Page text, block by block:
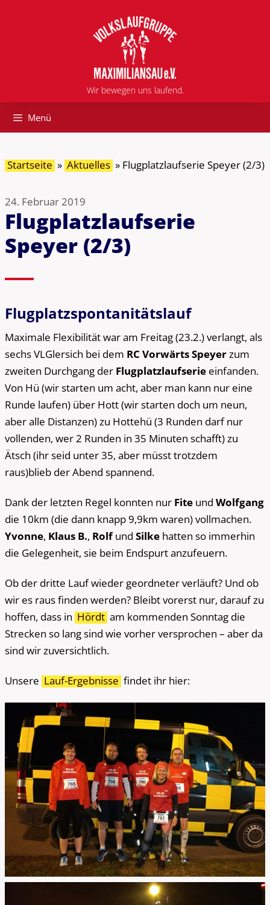
Wir bewegen uns laufend.
Menü
Startseite » Aktuelles » Flugplatz­laufserie Speyer (2/3)
24. Februar 2019
Flugplatz­laufserie
Speyer (2/3)
Flugplatz­spontanitäts­lauf
Maximale Flexibilität war am Freitag (23.2.) verlangt, als
sechs VLGlersich bei dem RC Vorwärts Speyerzum
zweiten Durchgang der Flugplatzlaufserie einfanden.
Von Hü (wir starten um acht, aber man kann nur eine
Runde laufen) über Hott (wir starten doch um neun,
aber alle Distanzen) zu Hottehü (3 Runden darf nur
vollenden, wer 2 Runden in 35 Minuten schafft) zu
Ätsch (ihr seid unter 35, aber müsst trotzdem
raus)blieb der Abend spannend.
Dank der letzten Regel konnten nur Fite und Wolfgang
die 10km (die dann knapp 9,9km waren) vollmachen.
Yvonne, Klaus B., Rolfund Silke hatten so immerhin
die Gelegenheit, sie beim Endspurt anzufeuern.
Ob der dritte Lauf wieder geordneter verläuft? Und ob
wir es raus finden werden? Bleibt vorerst nur, darauf zu
hoffen, dass in Hördt am kommenden Sonntag die
Strecken so lang sind wie vorher versprochen – aber da
sind wir zuversichtlich.
Unsere Lauf-Ergebnisse findet ihr hier: